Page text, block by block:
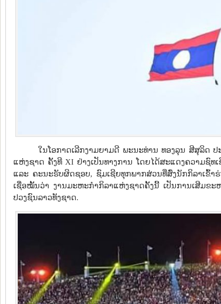
ໃນໂອກາດເລີກງາມຍາມດີ ພະນະທ່ານ ທອງລຸນ ສີສຸລິດ
ແຫ່ງຊາດ ຄັ້ງທີ XI ຢ່າງເປັນທາງການ ໂດຍໄດ້ສະແດງຄວາມຊົ
ແລະ ຄະນະຮັບຜິດຊອບ, ຊົມເຊີຍທຸກພາກສ່ວນທີ່ສົ່ງນັກກິລາເຂົ້
ເຊື່ອໝັ້ນວ່າ ງານມະຫະກຳກິລາແຫ່ງຊາດຄັ້ງນີ້ ເປັນການເສີມ
ປວງຊົນລາວທັງຊາດ.